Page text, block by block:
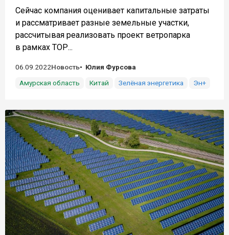
Сейчас компания оценивает капитальные затраты
и рассматривает разные земельные участки,
рассчитывая реализовать проект ветропарка
в рамках ТОР...
06.09.2022Новость
Юлия Фурсова
Амурская область
Китай Зелёная энергетика Эн+